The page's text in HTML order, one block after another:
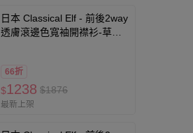
日本 Classical Elf - 前後2way
透膚滾邊色寬袖開襟衫-草綠x
66折
$1238 $1876
最新上架